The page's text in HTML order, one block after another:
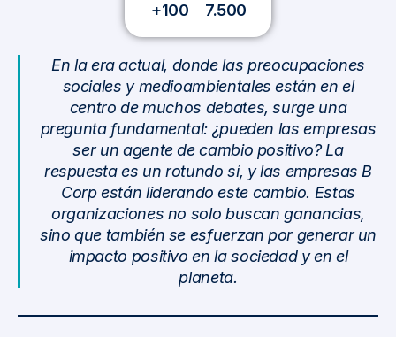
+100 7.500
En la era actual, donde las preocupaciones
sociales y medioambientales están en el
centro de muchos debates, surge una
pregunta fundamental: ¿pueden las empresas
ser un agente de cambio positivo? La
respuesta es un rotundo sí, y las empresas B
Corp están liderando este cambio. Estas
organizaciones no solo buscan ganancias,
sino que también se esfuerzan por generar un
impacto positivo en la sociedad y en el
planeta.